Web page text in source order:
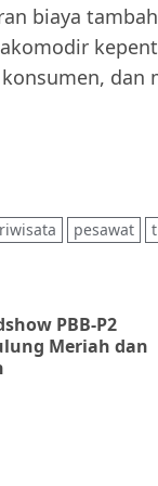
biaya
dan
pesawat
PBB-P2
Meriah dan